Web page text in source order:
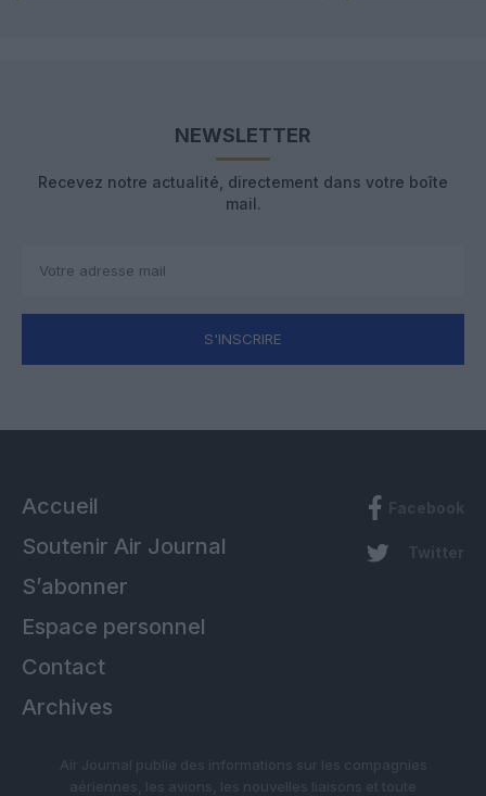
NEWSLETTER
Recevez notre actualité, directement dans votre boîte
mail.
S'INSCRIRE
Accueil
Soutenir Air Journal
S’abonner
Espace personnel
Contact
Archives